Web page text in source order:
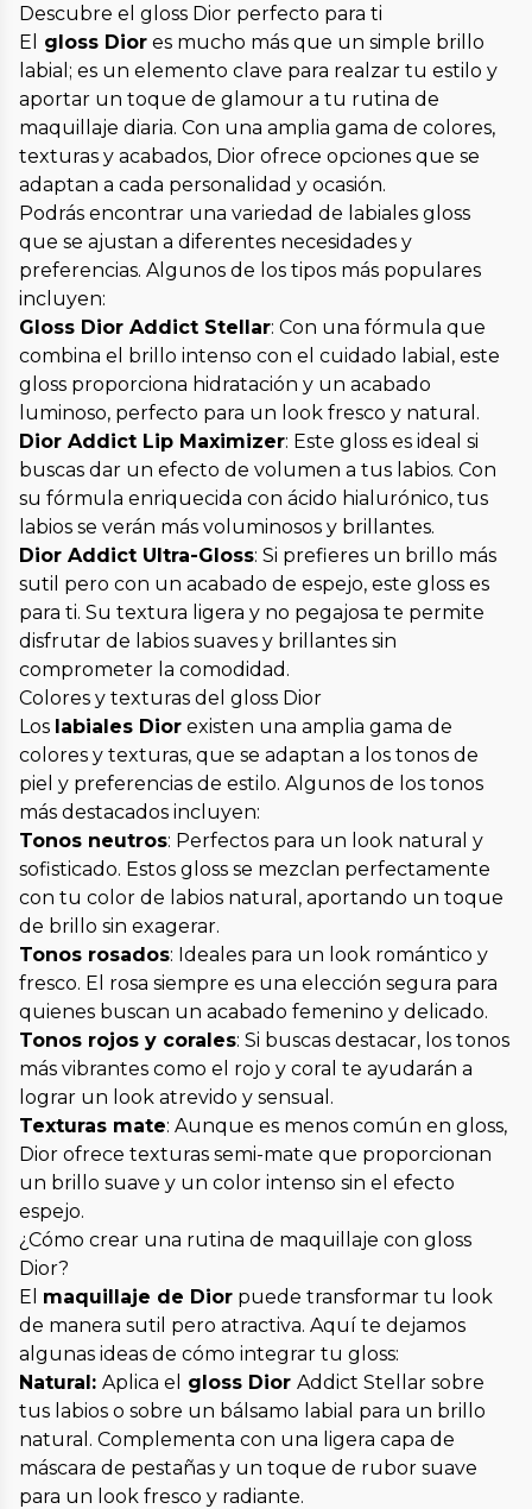
Descubre el gloss Dior perfecto para ti
El
gloss Dior es mucho más que un simple brillo
labial; es un elemento clave para realzar tu estilo y
aportar un toque de glamour a tu rutina de
maquillaje diaria. Con una amplia gama de colores,
texturas y acabados, Dior ofrece opciones que se
adaptan a cada personalidad y ocasión.
Podrás encontrar una variedad de labiales gloss
que se ajustan a diferentes necesidades y
preferencias. Algunos de los tipos más populares
incluyen:
Gloss Dior Addict Stellar: Con una fórmula que
combina el brillo intenso con el cuidado labial, este
gloss proporciona hidratación y un acabado
luminoso, perfecto para un look fresco y natural.
Dior Addict Lip Maximizer: Este gloss es ideal si
buscas dar un efecto de volumen a tus labios. Con
su fórmula enriquecida con ácido hialurónico, tus
labios se verán más voluminosos y brillantes.
Dior Addict Ultra-Gloss: Si prefieres un brillo más
sutil pero con un acabado de espejo, este gloss es
para ti. Su textura ligera y no pegajosa te permite
disfrutar de labios suaves y brillantes sin
comprometer la comodidad.
Colores y texturas del gloss Dior
Los labiales Dior existen una amplia gama de
colores y texturas, que se adaptan a los tonos de
piel y preferencias de estilo. Algunos de los tonos
más destacados incluyen:
Tonos neutros: Perfectos para un look natural y
sofisticado. Estos gloss se mezclan perfectamente
con tu color de labios natural, aportando un toque
de brillo sin exagerar.
Tonos rosados: Ideales para un look romántico y
fresco. El rosa siempre es una elección segura para
quienes buscan un acabado femenino y delicado.
Tonos rojos y corales: Si buscas destacar, los tonos
más vibrantes como el rojo y coral te ayudarán a
lograr un look atrevido y sensual.
Texturas mate: Aunque es menos común en gloss,
Dior ofrece texturas semi-mate que proporcionan
un brillo suave y un color intenso sin el efecto
espejo.
¿Cómo crear una rutina de maquillaje con gloss
Dior?
El maquillaje de Dior puede transformar tu look
de manera sutil pero atractiva. Aquí te dejamos
algunas ideas de cómo integrar tu gloss:
Natural: Aplica el gloss Dior Addict Stellar sobre
tus labios o sobre un bálsamo labial para un brillo
natural. Complementa con una ligera capa de
máscara de pestañas y un toque de rubor suave
para un look fresco y radiante.